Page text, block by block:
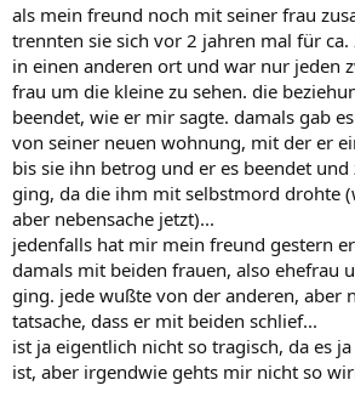
als mein freund noch mit seiner frau
trennten sie sich vor 2 jahren mal für
in einen anderen ort und war nur jeden
frau um die kleine zu sehen. die
beendet, wie er mir sagte. damals gab
von seiner neuen wohnung, mit der er
bis sie ihn betrog und er es beendet
ging, da die ihm mit selbstmord drohte
aber nebensache jetzt)...
jedenfalls hat mir mein freund gestern
damals mit beiden frauen, also ehefrau
ging. jede wußte von der anderen, aber
tatsache, dass er mit beiden schlief...
ist ja eigentlich nicht so tragisch, da es
ist, aber irgendwie gehts mir nicht so